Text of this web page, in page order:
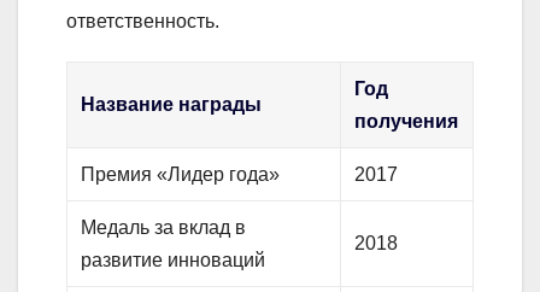
ответственность.
Название награды
Год
получения
Премия «Лидер года» 2017
Медаль за вклад в
развитие инноваций
2018